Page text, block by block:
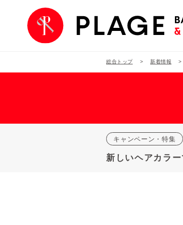
総合トップ 新着情報
キャンペーン・特集
新しいヘアカラー